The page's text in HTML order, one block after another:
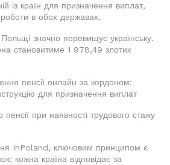
із країн для призначення виплат,
в обох державах.
значно перевищує українську.
становитиме 1 978,49 злотих
пенсії онлайн за кордоном:
для призначення виплат
пенсії при наявності трудового стажу
InPoland, ключовим принципом є
кожна країна відповідає за